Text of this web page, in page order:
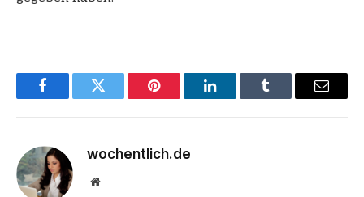
FacebookTwitter Pinterest LinkedInTumblr Email
wochentlich.de
Website